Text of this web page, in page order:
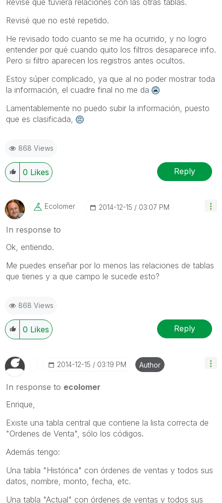
Revisé que no esté repetido.
He revisado todo cuanto se me ha ocurrido, y no logro
entender por qué cuando quito los filtros desaparece info.
Pero si filtro aparecen los registros antes ocultos.
Estoy súper complicado, ya que al no poder mostrar toda
la información, el cuadre final no me da
Lamentablemente no puedo subir la información, puesto
que es clasificada,
868 Views
0 Likes Reply
Ecolomer ‎2014-12-15 03:07 PM
In response to
Ok, entiendo.
Me puedes enseñar por lo menos las relaciones de tablas
que tienes y a que campo le sucede esto?
868 Views
0 Likes Reply
‎2014-12-15 03:19 PM Author
In response to ecolomer
Enrique,
Existe una tabla central que contiene la lista correcta de
"Ordenes de Venta", sólo los códigos.
Además tengo:
Una tabla "Histórica" con órdenes de ventas y todos sus
datos, nombre, monto, fecha, etc.
Una tabla "Actual" con órdenes de ventas y todos sus